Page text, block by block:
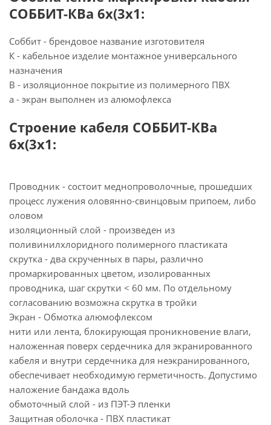
СОББИТ-КВа 6х(3х1:
Соббит - брендовое название изготовителя
К - кабельное изделие монтажное универсального
назначения
В - изоляционное покрытие из полимерного ПВХ
а - экран выполнен из алюмофлекса
Строение кабеля СОББИТ-КВа
6х(3х1:
Проводник - состоит меднопроволочные, прошедших
процесс лужения оловянно-свинцовым припоем, либо
оловом
изоляционный слой - произведен из
поливинилхлоридного полимерного пластиката
скрутка - два скрученных в пары, различно
промаркированных цветом, изолированных
проводника, шаг скрутки < 60 мм. По отдельному
согласованию возможна скрутка в тройки
Экран - Обмотка алюмофлексом
нити или лента, блокирующая проникновение влаги,
наложенная поверх сердечника для экранированного
кабеля и внутри сердечника для неэкранированного,
обеспечивает необходимую герметичность. Допустимо
наложение бандажа вдоль
обмоточный слой - из ПЭТ-Э пленки
Защитная оболочка - ПВХ пластикат